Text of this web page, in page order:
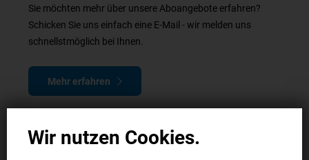
Sie möchten mehr über unsere Aboangebote erfahren?
Schicken Sie uns einfach eine E-Mail - wir melden uns
schnellstmöglich bei Ihnen.
Mehr erfahren
Wir nutzen Cookies.